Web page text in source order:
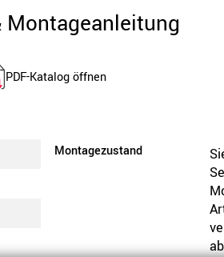
Montageanleitung
PDF-Katalog öffnen
Montagezustand